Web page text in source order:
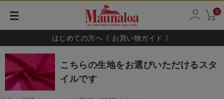
0
はじめての方へ《 お買い物ガイド 》
こちらの生地をお選びいただけるスタ
イルです